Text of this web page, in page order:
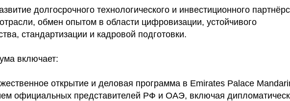
долгосрочного технологического и инвестиционного
обмен опытом в области цифровизации, устойчивого
стандартизации и кадровой подготовки.
включает:
открытие и деловая программа в Emirates Palace
официальных представителей РФ и ОАЭ, включая